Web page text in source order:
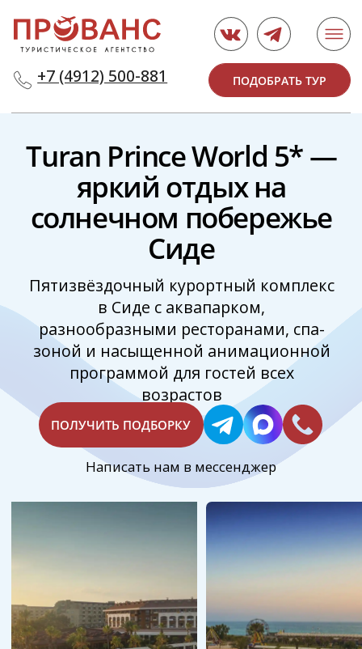
+7 (4912) 500-881
Turan Prince World 5* —
солнечном побережье
Сиде
Пятизвёздочный курортный комплекс
в Сиде с аквапарком,
зоной и насыщенной анимационной
программой для гостей всех
возрастов
Написать нам в мессенджер
ПОЛУЧИТЬ ПОДБОРКУ
Преимущества отеля
Turan Prince World 5*